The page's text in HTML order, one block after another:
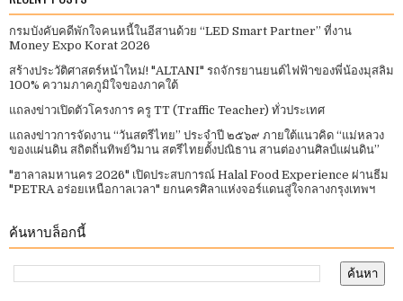
กรมบังคับคดีพักใจคนหนี้ในอีสานด้วย “LED Smart Partner” ที่งาน
Money Expo Korat 2026
สร้างประวัติศาสตร์หน้าใหม่! "ALTANI" รถจักรยานยนต์ไฟฟ้าของพี่น้องมุสลิม
100% ความภาคภูมิใจของภาคใต้
แถลงข่าวเปิดตัวโครงการ ครู TT (Traffic Teacher) ทั่วประเทศ​
แถลงข่าวการจัดงาน “วันสตรีไทย” ประจําปี ๒๕๖๙ ภายใต้แนวคิด “แม่หลวง
ของแผ่นดิน สถิตถิ่นทิพย์วิมาน สตรีไทยตั้งปณิธาน สานต่องานศิลป์แผ่นดิน”
"ฮาลาลมหานคร 2026" เปิดประสบการณ์ Halal Food Experience ผ่านธีม
"PETRA อร่อยเหนือกาลเวลา" ยกนครศิลาแห่งจอร์แดนสู่ใจกลางกรุงเทพฯ
ค้นหาบล็อกนี้